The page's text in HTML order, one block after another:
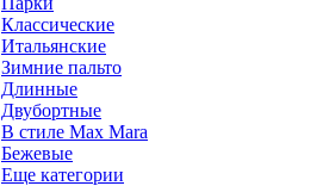
Классические
Итальянские
Зимние пальто
Длинные
Двубортные
В стиле Max Mara
Бежевые
Еще категории